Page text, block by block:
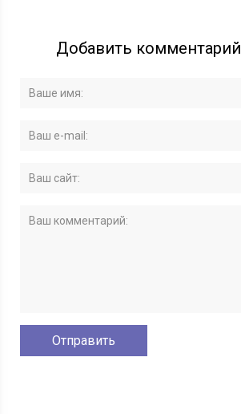
Добавить комментарий